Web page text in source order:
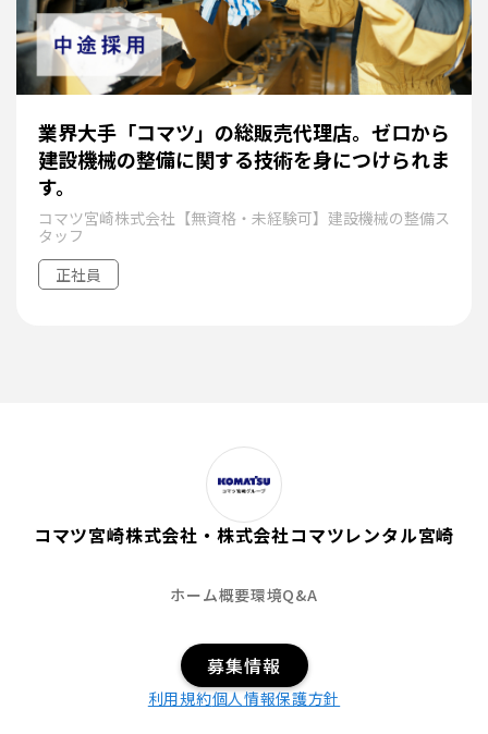
業界大手「コマツ」の総販売代理店。ゼロから
建設機械の整備に関する技術を身につけられま
す。
コマツ宮崎株式会社【無資格・未経験可】建設機械の整備ス
タッフ
正社員
コマツ宮崎株式会社・株式会社コマツレンタル宮崎
ホーム概要環境Q&A
募集情報
利用規約個人情報保護方針